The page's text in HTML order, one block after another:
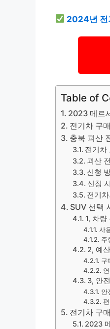
2024년 전
Table of
2023 메르
전기차 구
충북 괴산
전기차
괴산
신청
신청
전기
SUV 선택
1, 차량
사
주
2, 예
구
3, 안
안
전기차 구
2023